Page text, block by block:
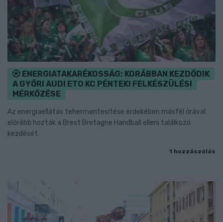
ENERGIATAKARÉKOSSÁG: KORÁBBAN KEZDŐDIK
A GYŐRI AUDI ETO KC PÉNTEKI FELKÉSZÜLÉSI
MÉRKŐZÉSE
Az energiaellátás tehermentesítése érdekében másfél órával
előrébb hozták a Brest Bretagne Handball elleni találkozó
kezdését.
1 hozzászólás